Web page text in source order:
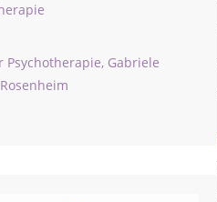
Psychotherapie, Gabriele